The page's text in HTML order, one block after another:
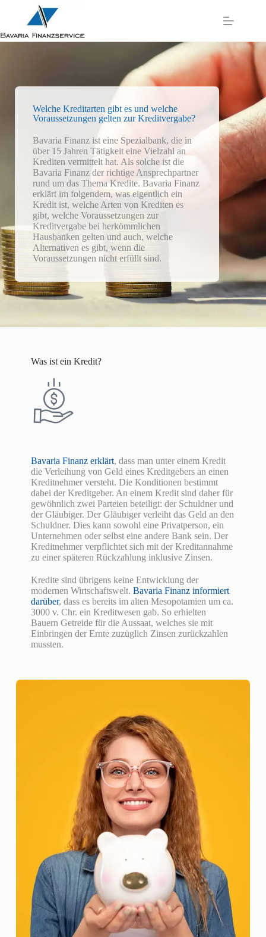
Welche Kreditarten gibt es und welche
Voraussetzungen gelten zur Kreditvergabe?
Bavaria Finanz ist eine Spezialbank, die in
über 15 Jahren Tätigkeit eine Vielzahl an
Krediten vermittelt hat. Als solche ist die
Bavaria Finanz der richtige Ansprechpartner
rund um das Thema Kredite. Bavaria Finanz
erklärt im folgendem, was eigentlich ein
Kredit ist, welche Arten von Krediten es
gibt, welche Voraussetzungen zur
Kreditvergabe bei herkömmlichen
Hausbanken gelten und auch, welche
Alternativen es gibt, wenn die
Voraussetzungen nicht erfüllt sind.
Bavaria Finanz erklärt, dass man unter einem Kredit
die Verleihung von Geld eines Kreditgebers an einen
Kreditnehmer versteht. Die Konditionen bestimmt
dabei der Kreditgeber. An einem Kredit sind daher für
gewöhnlich zwei Parteien beteiligt: der Schuldner und
der Gläubiger. Der Gläubiger verleiht das Geld an den
Schuldner. Dies kann sowohl eine Privatperson, ein
Unternehmen oder selbst eine andere Bank sein. Der
Kreditnehmer verpflichtet sich mit der Kreditannahme
zu einer späteren Rückzahlung inklusive Zinsen.
Kredite sind übrigens keine Entwicklung der
modernen Wirtschaftswelt. Bavaria Finanz informiert
darüber, dass es bereits im alten Mesopotamien um ca.
3000 v. Chr. ein Kreditwesen gab. So erhielten
Bauern Getreide für die Aussaat, welches sie mit
Einbringen der Ernte zuzüglich Zinsen zurückzahlen
mussten.
Was ist ein Kredit?